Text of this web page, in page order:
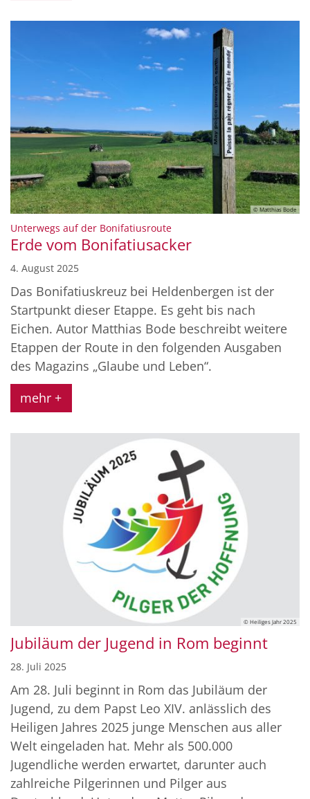
© Matthias Bode
Unterwegs auf der Bonifatiusroute:
Erde vom Bonifatiusacker
4. August 2025
Das Bonifatiuskreuz bei Heldenbergen ist der
Startpunkt dieser Etappe. Es geht bis nach
Eichen. Autor Matthias Bode beschreibt weitere
Etappen der Route in den folgenden Ausgaben
des Magazins „Glaube und Leben“.
mehr +
© Heiliges Jahr 2025
Jubiläum der Jugend in Rom beginnt
28. Juli 2025
Am 28. Juli beginnt in Rom das Jubiläum der
Jugend, zu dem Papst Leo XIV. anlässlich des
Heiligen Jahres 2025 junge Menschen aus aller
Welt eingeladen hat. Mehr als 500.000
Jugendliche werden erwartet, darunter auch
zahlreiche Pilgerinnen und Pilger aus